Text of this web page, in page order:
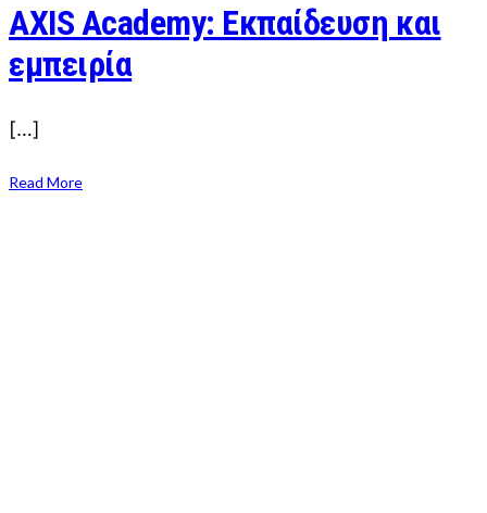
AXIS Academy: Εκπαίδευση και
εμπειρία
[…]
Read More